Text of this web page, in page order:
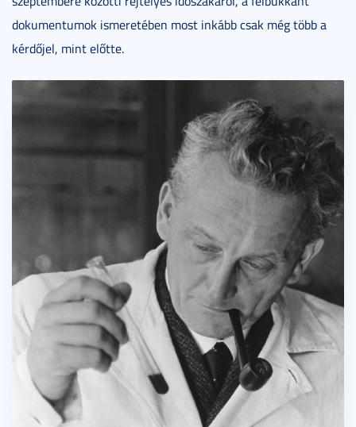
dokumentumok ismeretében most inkább csak még több a
kérdőjel, mint előtte.